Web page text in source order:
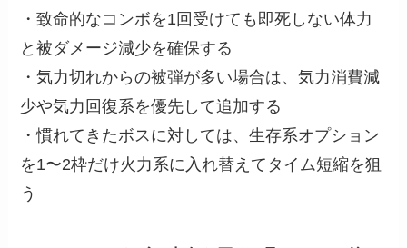
・致命的なコンボを1回受けても即死しない体力
と被ダメージ減少を確保する
・気力切れからの被弾が多い場合は、気力消費減
少や気力回復系を優先して追加する
・慣れてきたボスに対しては、生存系オプション
を1〜2枠だけ火力系に入れ替えてタイム短縮を狙
う